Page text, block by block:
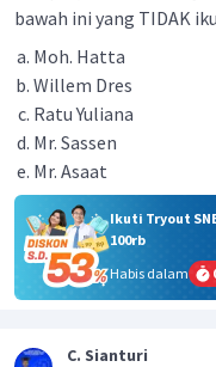
bawah ini yang TIDAK
Moh. Hatta
Willem Dres
Ratu Yuliana
Mr. Sassen
Mr. Asaat
Ikuti Tryout
100rb
Habis dalam
C. Sianturi